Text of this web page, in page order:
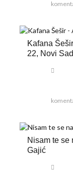
Kafana
22, Novi Sad
Nisam te se
Gajić